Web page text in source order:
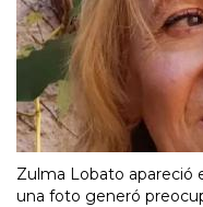
Zulma Lobato apareció
una foto generó